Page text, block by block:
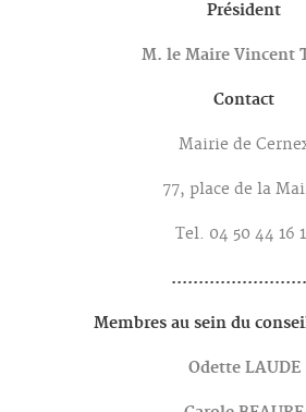
Président
M. le Maire Vincent
Contact
Mairie de
77, place de la
Tel. 04 50 44 16
Membres au sein du
Odette LAUDE